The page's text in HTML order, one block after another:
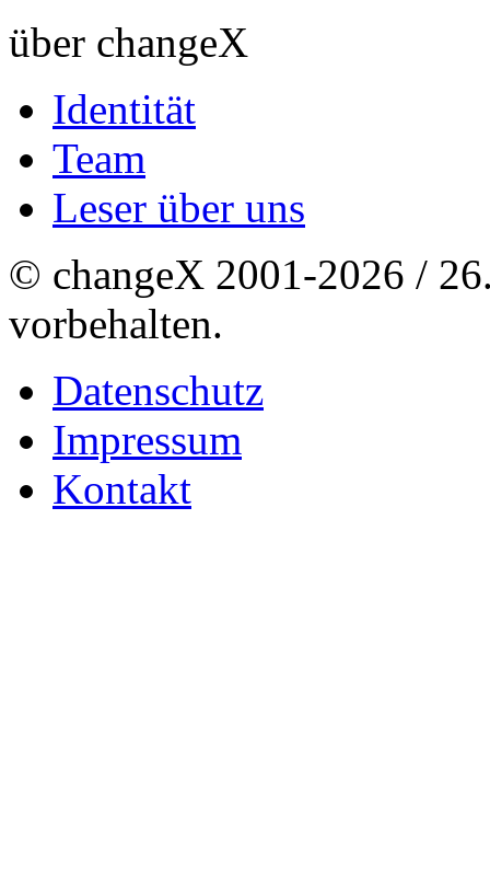
über changeX
Identität
Team
Leser über uns
© changeX 2001-2026 /
vorbehalten.
Datenschutz
Impressum
Kontakt